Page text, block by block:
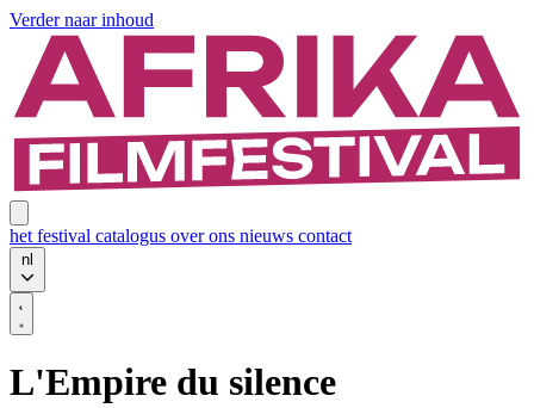
Verder naar inhoud
het festival catalogus over ons nieuws contact
nl
L'Empire du silence